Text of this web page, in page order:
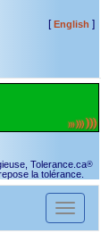
[English ]
Tolerance.ca®
la tolérance.
Toggle